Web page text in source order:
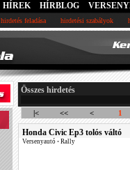
HÍREK HÍRBLOG
hirdetés feladása hirdetési szabályok
Összes hirdetés
|< << < 1
Honda Civic Ep3 tolós váltó
Versenyautó • Rally